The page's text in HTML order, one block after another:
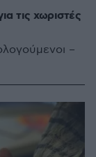
τις χωριστές
–